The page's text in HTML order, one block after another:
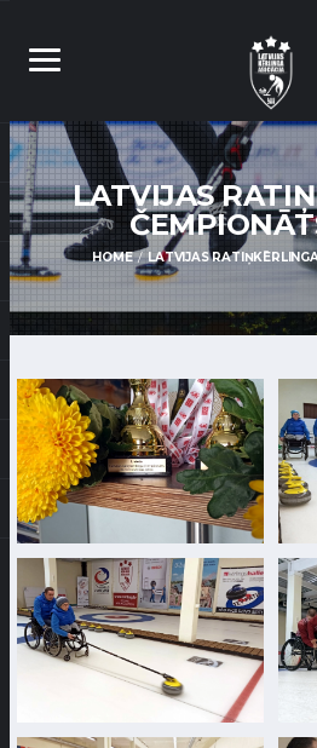
LATVIJAS
HOME LATVIJAS